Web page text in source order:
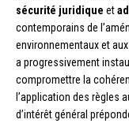
sécurité juridique et
contemporains de
environnementaux et
a progressivement
compromettre la
l’application des règles
d’intérêt général